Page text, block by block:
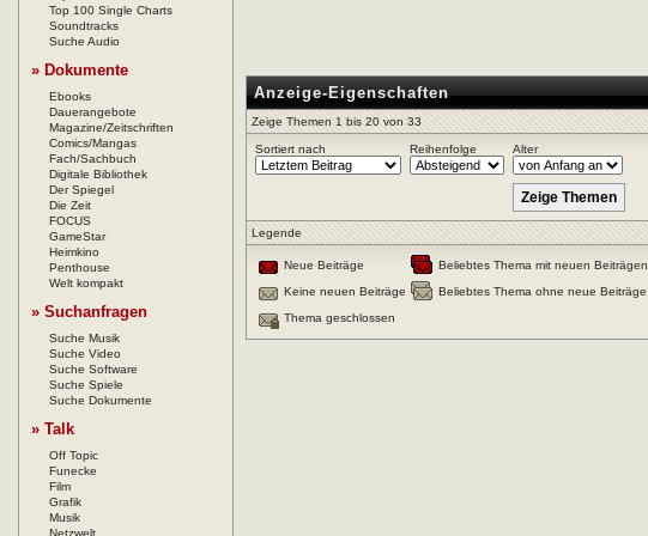
Top 100 Single Charts
Soundtracks
Suche Audio
» Dokumente
Ebooks
Dauerangebote
Magazine/Zeitschriften
Comics/Mangas
Fach/Sachbuch
Digitale Bibliothek
Der Spiegel
Die Zeit
FOCUS
GameStar
Heimkino
Penthouse
Welt kompakt
» Suchanfragen
Suche Musik
Suche Video
Suche Software
Suche Spiele
Suche Dokumente
» Talk
Off Topic
Funecke
Film
Grafik
Musik
Anzeige-Eigenschaften
Zeige Themen 1 bis 20 von 33
Sortiert nach Reihenfolge Alter
Legende
Neue Beiträge
Beliebtes Thema mit neuen Beiträgen
Keine neuen Beiträge
Beliebtes Thema ohne neue Beiträge
Thema geschlossen